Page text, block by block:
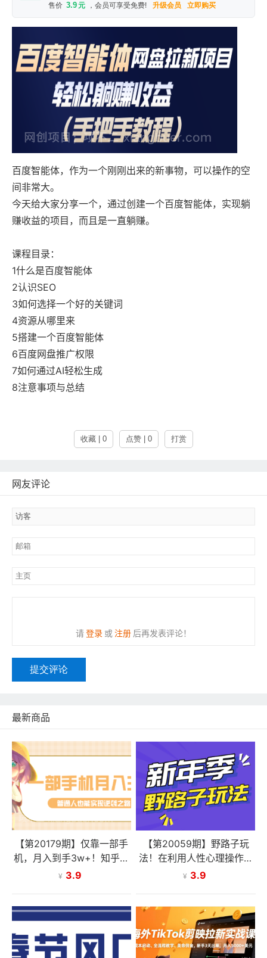
售价 3.9元 ，会员可享受免费! 升级会员 立即购买
百度智能体，作为一个刚刚出来的新事物，可以操作的空
间非常大。
今天给大家分享一个，通过创建一个百度智能体，实现躺
赚收益的项目，而且是一直躺赚。
课程目录：
1什么是百度智能体
2认识SEO
3如何选择一个好的关键词
4资源从哪里来
5搭建一个百度智能体
6百度网盘推广权限
7如何通过AI轻松生成
8注意事项与总结
收藏 | 0 点赞 | 0 打赏
网友评论
请登录 或 注册 后再发表评论！
提交评论
最新商品
【第20179期】仅靠一部手
机，月入到手3w+！知乎热
点拉新普通人也能实现逆袭
¥ 3.9
【第20059期】野路子玩
法！在利用人性心理操作拉
新项目，收益拿到手软，轻
¥ 3.9